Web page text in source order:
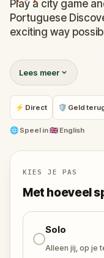
Play a city game
Portuguese
exciting way
In this treasure
neighbourhood of
Tower, Monument
Monastery, the
other must-see
adventure while
of Belém´s history!
Lees meer
⚡ Direct 🛡 Geld
🌐 Speel in🇬🇧 English
KIES JE PAS
Met hoeveel
Solo
Alleen jij, op je